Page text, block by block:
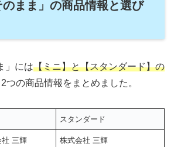
のまま」の商品情報と選び
」には【ミニ】と【スタンダード】の
つの商品情報をまとめました。
スタンダード
社 三輝 株式会社 三輝